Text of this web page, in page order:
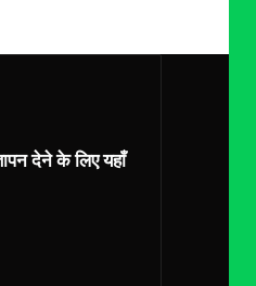
देने के लिए यहाँ